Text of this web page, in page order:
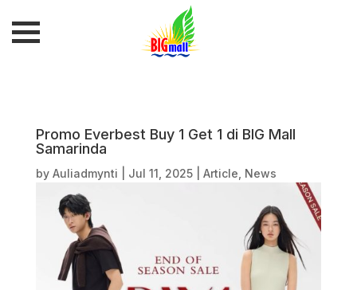
Promo Everbest Buy 1 Get 1 di BIG Mall
Samarinda
by Auliadmynti Jul 11, 2025| Article News